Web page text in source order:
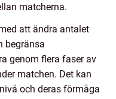
matcherna.
att ändra antalet
begränsa
genom flera faser av
matchen. Det kan
och deras förmåga